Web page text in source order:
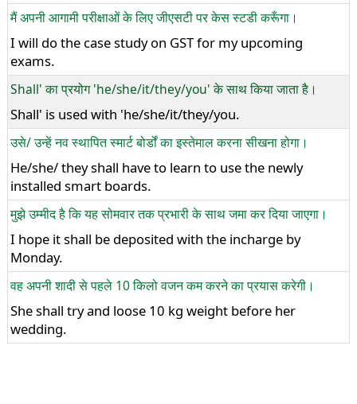
मैं अपनी आगामी परीक्षाओं के लिए जीएसटी पर केस स्टडी करूँगा।
I will do the case study on GST for my upcoming
exams.
Shall' का प्रयोग 'he/she/it/they/you' के साथ किया जाता है।
Shall' is used with 'he/she/it/they/you.
उसे/ उन्हें नव स्थापित स्मार्ट बोर्डों का इस्तेमाल करना सीखना होगा।
He/she/ they shall have to learn to use the newly
installed smart boards.
मुझे उम्मीद है कि यह सोमवार तक प्रभारी के साथ जमा कर दिया जाएगा।
I hope it shall be deposited with the incharge by
Monday.
वह अपनी शादी से पहले 10 किलो वजन कम करने का प्रयास करेगी।
She shall try and loose 10 kg weight before her
wedding.